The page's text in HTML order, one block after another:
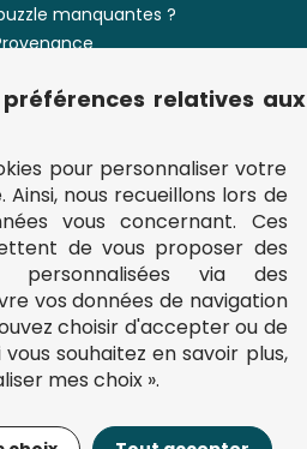
manquantes ?
du site
/ gratuit à partir de 45 €.
pour acheter des puzzles de
à bon prix.
2011 - 2026
relatives aux
pour personnaliser votre
nous recueillons lors de
vous concernant. Ces
de vous proposer des
personnalisées via des
vos données de navigation
choisir d'accepter ou de
souhaitez en savoir plus,
mes choix ».